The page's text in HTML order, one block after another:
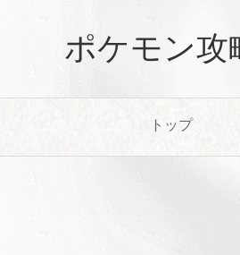
ポケモン攻
トップ